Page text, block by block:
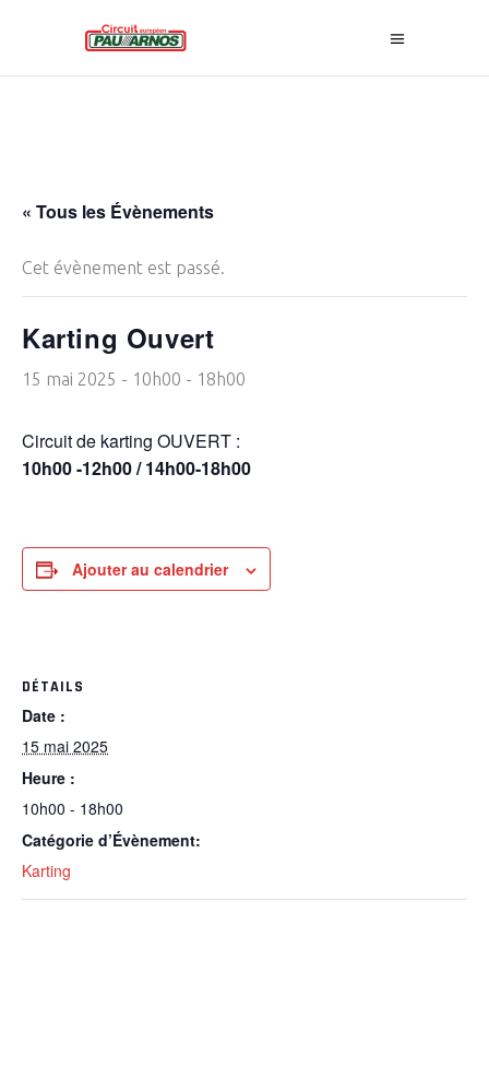
« Tous les Évènements
Cet évènement est passé.
Karting Ouvert
15 mai 2025 - 10h00 - 18h00
Circuit de karting OUVERT :
10h00 -12h00 / 14h00-18h00
Ajouter au calendrier
DÉTAILS
Date :
15 mai 2025
Heure :
10h00 - 18h00
Catégorie d’Évènement:
Karting